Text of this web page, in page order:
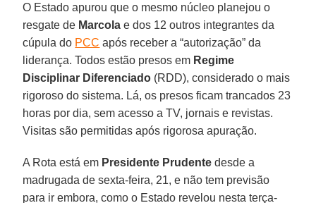
O Estado apurou que o mesmo núcleo planejou o
resgate de Marcola e dos 12 outros integrantes da
cúpula do PCC após receber a “autorização” da
liderança. Todos estão presos em Regime
Disciplinar Diferenciado (RDD), considerado o mais
rigoroso do sistema. Lá, os presos ficam trancados 23
horas por dia, sem acesso a TV, jornais e revistas.
Visitas são permitidas após rigorosa apuração.
A Rota está em Presidente Prudente desde a
madrugada de sexta-feira, 21, e não tem previsão
para ir embora, como o Estado revelou nesta terça-